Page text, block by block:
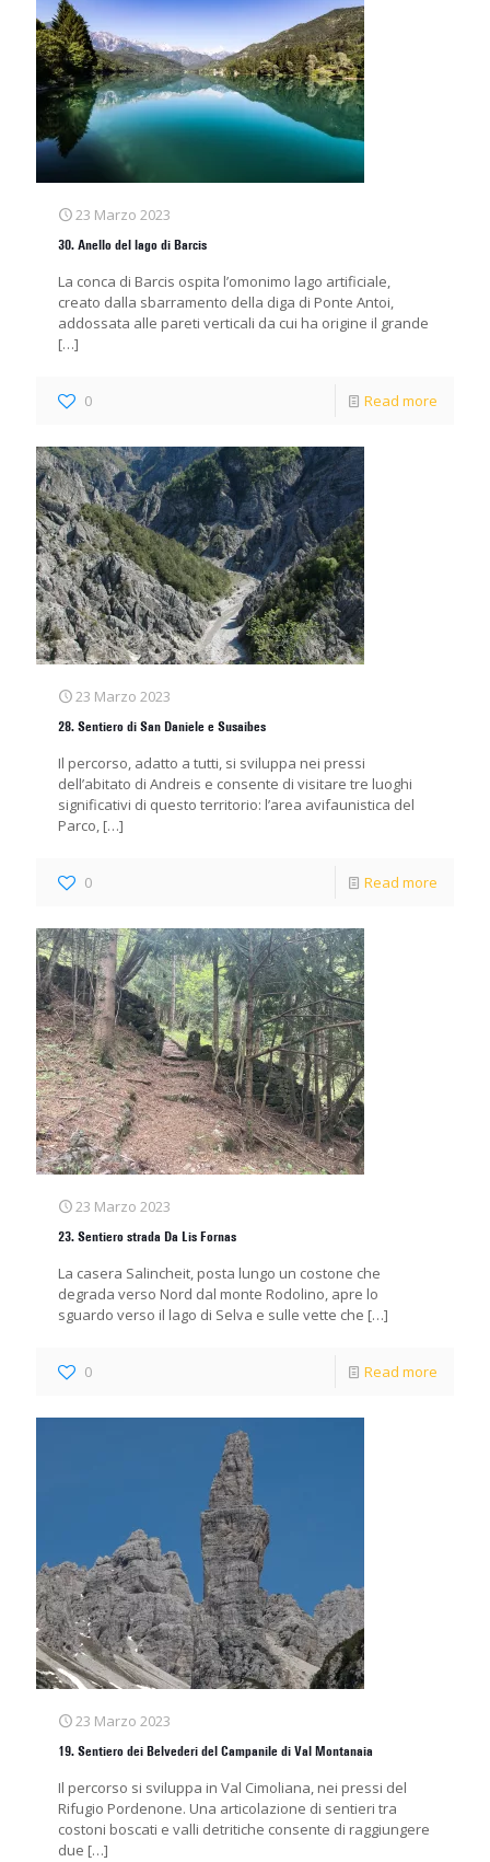
23 Marzo 2023
30. Anello del lago di Barcis
La conca di Barcis ospita l’omonimo lago artificiale,
creato dalla sbarramento della diga di Ponte Antoi,
addossata alle pareti verticali da cui ha origine il grande
[…]
0 Read more
23 Marzo 2023
28. Sentiero di San Daniele e Susaibes
Il percorso, adatto a tutti, si sviluppa nei pressi
dell’abitato di Andreis e consente di visitare tre luoghi
significativi di questo territorio: l’area avifaunistica del
Parco, […]
0 Read more
23 Marzo 2023
23. Sentiero strada Da Lis Fornas
La casera Salincheit, posta lungo un costone che
degrada verso Nord dal monte Rodolino, apre lo
sguardo verso il lago di Selva e sulle vette che […]
0 Read more
23 Marzo 2023
19. Sentiero dei Belvederi del Campanile di Val Montanaia
Il percorso si sviluppa in Val Cimoliana, nei pressi del
Rifugio Pordenone. Una articolazione di sentieri tra
costoni boscati e valli detritiche consente di raggiungere
due […]